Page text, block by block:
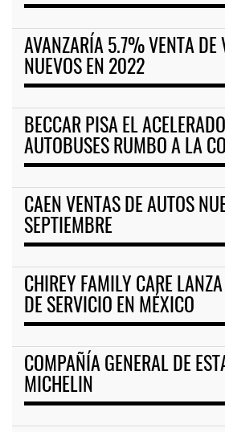
AVANZARÍA 5.7% VENTA DE
NUEVOS EN 2022
BECCAR PISA EL
AUTOBUSES RUMBO A LA
CAEN VENTAS DE AUTOS
SEPTIEMBRE
CHIREY FAMILY CARE
DE SERVICIO EN MÉXICO
COMPAÑÍA GENERAL DE
MICHELIN